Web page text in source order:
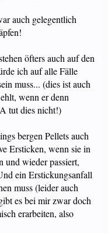
auch gelegentlich
öfters auch auf den
ich auf alle Fälle
muss... (dies ist auch
wenn er denn
tut dies nicht!)
bergen Pellets auch
Ersticken, wenn sie in
und wieder passiert,
ein Erstickungsanfall
muss (leider auch
es bei mir zwar doch
erarbeiten, also